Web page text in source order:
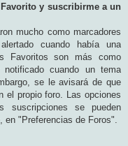
y suscribirme a un
mucho como marcadores
cuando había una
Favoritos son más como
cuando un tema
se le avisará de que
el propio foro. Las opciones
suscripciones se pueden
en "Preferencias de Foros".